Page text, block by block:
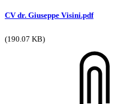
CV dr. Giuseppe Visini.pdf
(190.07 KB)